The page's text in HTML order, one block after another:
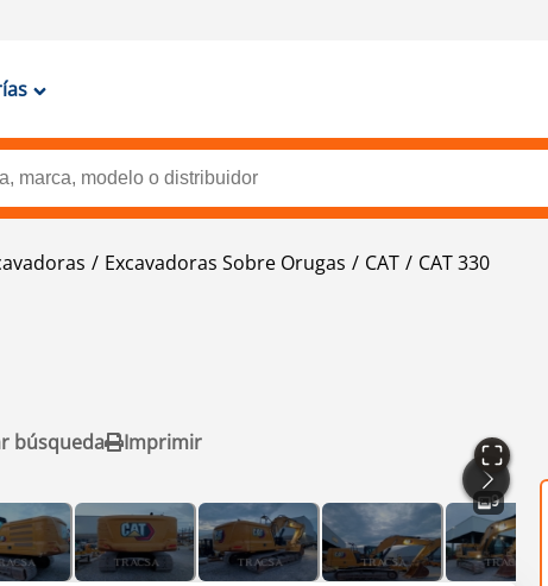
Excavadoras Sobre Orugas CAT CAT 330
búsqueda Imprimir
9